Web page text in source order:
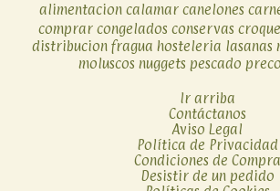
alimentacion calamar canelones
comprar congelados conservas
distribucion fragua hosteleria lasanas
moluscos nuggets pescado
Ir arriba
Contáctanos
Aviso Legal
Política de Privacidad
Condiciones de Compra
Desistir de un pedido